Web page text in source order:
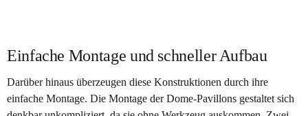
Einfache Montage und schneller Aufbau
Darüber hinaus überzeugen diese Konstruktionen durch ihre
einfache Montage. Die Montage der Dome-Pavillons gestaltet sich